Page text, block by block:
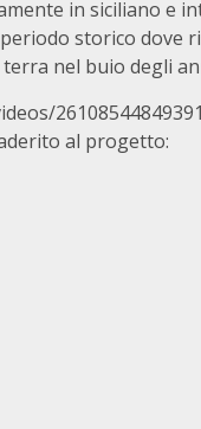
in siciliano e
storico dove
nel buio degli
al progetto: